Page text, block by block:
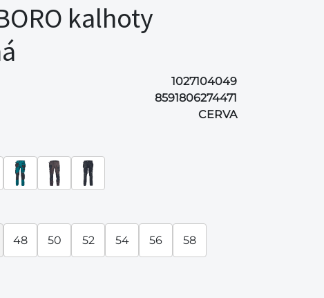
kalhoty
1027104049
8591806274471
CERVA
48 50 52 54 56 58